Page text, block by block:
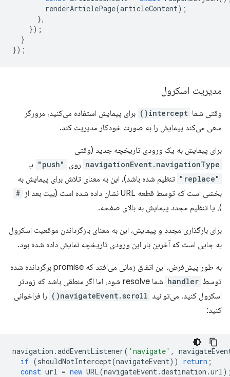
renderArticlePage(articleContent);
},
});
}
});
مدیریت اسکرول
وقتی شما intercept()
برای پیمایش استفاده می‌کنید، مرورگر
سعی می‌کند پیمایش را به صورت خودکار مدیریت کند.
برای پیمایش به یک ورودی تاریخچه جدید (وقتی
navigationEvent.navigationType روی "push" یا
"replace"
تنظیم شده باشد)، این به معنای تلاش برای پیمایش به
بخشی است که توسط قطعه URL نشان داده شده است (بیت بعد از
#
)، یا تنظیم مجدد پیمایش به بالای صفحه.
برای بارگذاری مجدد و پیمایش، این به معنای بازگرداندن موقعیت اسکرول
به جایی است که آخرین بار این ورودی تاریخچه نمایش داده شده بود.
به طور پیش‌فرض، این اتفاق زمانی می‌افتد که promise برگردانده شده
توسط handler
شما resolve شود، اما اگر منطقی باشد که زودتر
اسکرول کنید، می‌توانید navigateEvent.scroll()
را فراخوانی
کنید:
navigation .addEventListener( 'navigate' ,
if (shouldNotIntercept(navigateEvent)) return ;
const url = new URL(navigateEvent.destination .url